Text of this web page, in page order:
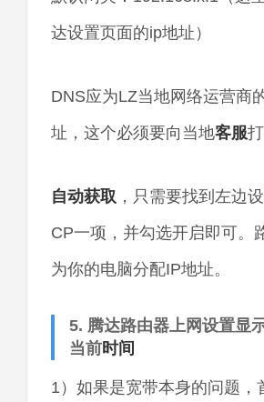
达设置页面的ip地址）
DNS应为LZ当地网络运营商
址，这个必须要向当地客服
自动获取 ，只需要找到左边
CP一项，并勾选开启即可。
为你的电脑分配IP地址。
5. 腾达路由器上网设置显
当前时间
1）如果是宽带本身的问题，